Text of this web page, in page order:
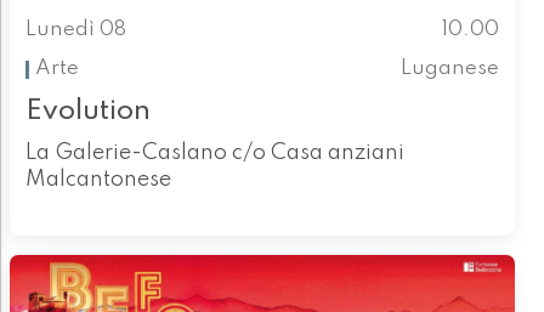
Lunedì 08
10.00
Arte
Luganese
Evolution
La Galerie-Caslano c/o Casa anziani
Malcantonese